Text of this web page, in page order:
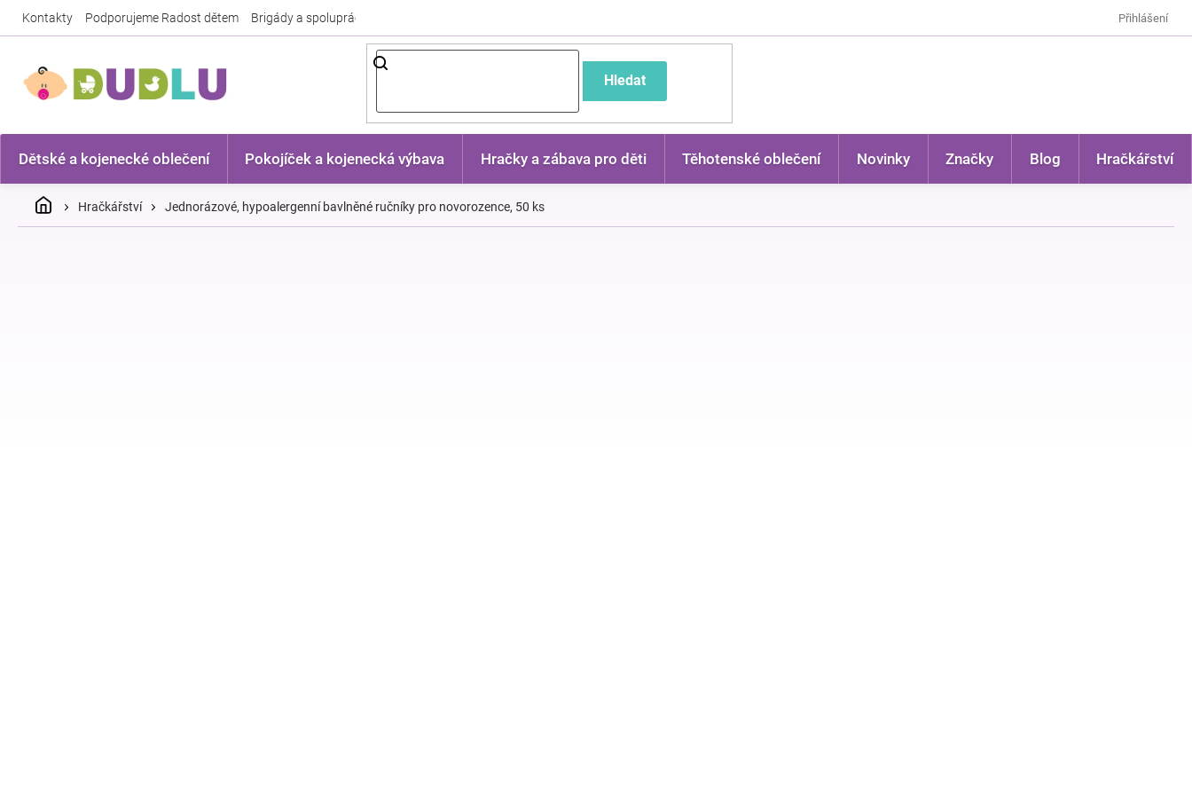
Kontakty Podporujeme Radost dětem Brigády a spolupráce Přihlášení
Hledat
Dětské a kojenecké oblečení Pokojíček a kojenecká výbava Hračky a zábava pro děti Těhotenské oblečení Novinky Značky Blog Hračkářství
DomůHračkářství Jednorázové, hypoalergenní bavlněné ručníky pro novorozence, 50 ks